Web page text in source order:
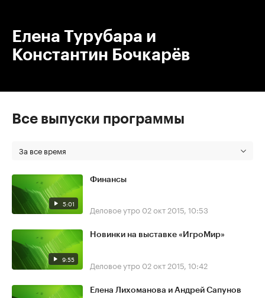
Елена Турубара и
Константин Бочкарёв
Все выпуски программы
За все время
5:01
Финансы
Деловое утро 02 окт 2015, 10:53
9:55
Новинки на выставке «ИгроМир»
Деловое утро 02 окт 2015, 10:42
Елена Лихоманова и Андрей Сапунов